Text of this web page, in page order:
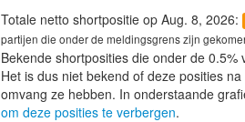
Totale netto shortpositie op Aug. 8, 2026:
partijen die onder de meldingsgrens zijn
Bekende shortposities die onder de
Het is dus niet bekend of deze posities
omvang ze hebben. In onderstaande
om deze posities te verbergen.